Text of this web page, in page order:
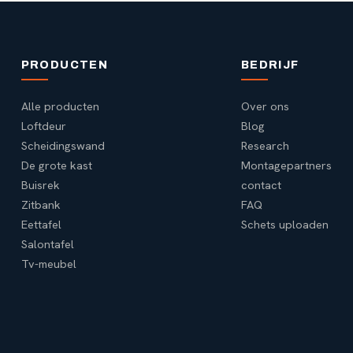
PRODUCTEN
Alle producten
Loftdeur
Scheidingswand
De grote kast
Buisrek
Zitbank
Eettafel
Salontafel
Tv-meubel
BEDRIJF
Over ons
Blog
Research
Montagepartners
contact
FAQ
Schets uploaden